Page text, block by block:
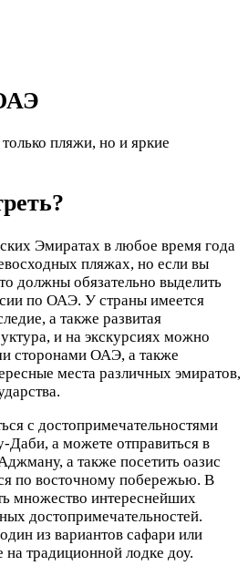
пляжи, но и яркие
Эмиратах в любое время года
пляжах, но если вы
должны обязательно выделить
по ОАЭ. У страны имеется
а также развитая
и на экскурсиях можно
сторонами ОАЭ, а также
места различных эмиратов,
с достопримечательностями
Даби, а можете отправиться в
а также посетить оазис
по восточному побережью. В
множество интереснейших
достопримечательностей.
из вариантов сафари или
на традиционной лодке доу.